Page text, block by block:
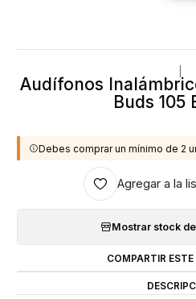
Audífonos
Buds 105
Debes comprar un mínimo de 2
Agregar a la
Mostrar stock
COMPARTIR